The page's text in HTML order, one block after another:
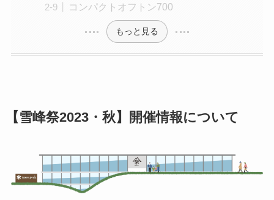
コンパクトオフトン700
もっと見る
【雪峰祭2023・秋】開催情報について